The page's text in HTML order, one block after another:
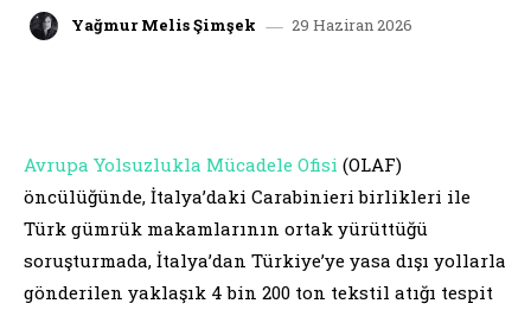
Yağmur Melis Şimşek 29 Haziran 2026
Avrupa Yolsuzlukla Mücadele Ofisi (OLAF)
öncülüğünde, İtalya’daki Carabinieri birlikleri ile
Türk gümrük makamlarının ortak yürüttüğü
soruşturmada, İtalya’dan Türkiye’ye yasa dışı yollarla
gönderilen yaklaşık 4 bin 200 ton tekstil atığı tespit